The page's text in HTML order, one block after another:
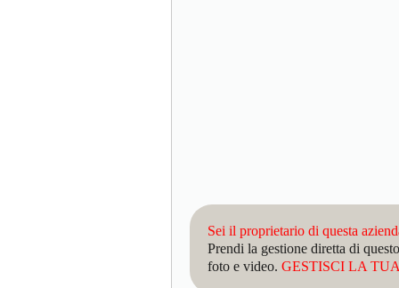
Sei il proprietario di questa
Prendi la gestione diretta di
foto e video. GESTISCI LA